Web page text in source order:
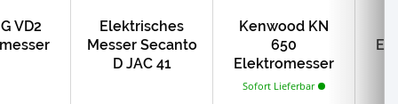
VD2
Elektrisches
Messer Secanto
D JAC 41
Kenwood KN
650
Elektromesser
Sofort Lieferbar